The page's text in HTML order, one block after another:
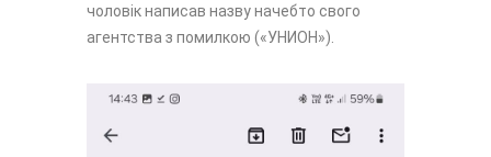
чоловік написав назву начебто свого
агентства з помилкою («УНИОН»).